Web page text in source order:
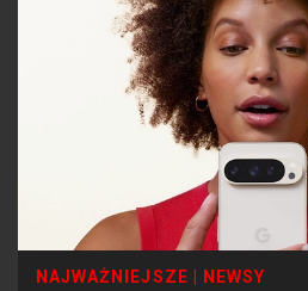
NAJWAŻNIEJSZE
NEWSY